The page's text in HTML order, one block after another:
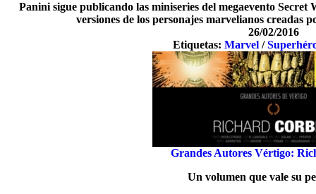
Panini sigue publicando las miniseries del megaevento
versiones de los personajes marvelianos creadas
26/02/2016
Etiquetas:Marvel /
Grandes Autores Vértigo:
Un volumen que vale su